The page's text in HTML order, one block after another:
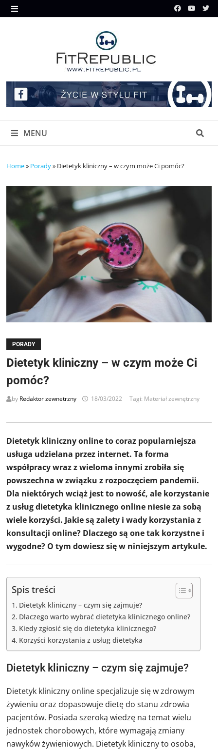
Skip
to
MENU
MENU
Home» Porady» Dietetyk kliniczny – w czym może Ci pomóc?
PORADY
Dietetyk kliniczny – w czym może Ci
pomóc?
by Redaktor zewnetrzny 18/03/2022 Tagi: Materiał zewnętrzny
Dietetyk kliniczny online to coraz popularniejsza
usługa udzielana przez internet. Ta forma
współpracy wraz z wieloma innymi zrobiła się
powszechna w związku z rozpoczęciem pandemii.
Dla niektórych wciąż jest to nowość, ale korzystanie
z usług dietetyka klinicznego online niesie za sobą
wiele korzyści. Jakie są zalety i wady korzystania z
konsultacji online? Dlaczego są one tak korzystne i
wygodne? O tym dowiesz się w niniejszym artykule.
Spis treści
Dietetyk kliniczny – czym się zajmuje?
Dlaczego warto wybrać dietetyka klinicznego online?
Kiedy zgłosić się do dietetyka klinicznego?
Korzyści korzystania z usług dietetyka
Dietetyk kliniczny – czym się zajmuje?
Dietetyk kliniczny online specjalizuje się w zdrowym
żywieniu oraz dopasowuje dietę do stanu zdrowia
pacjentów. Posiada szeroką wiedzę na temat wielu
jednostek chorobowych, które wymagają zmiany
nawyków żywieniowych. Dietetyk kliniczny to osoba,